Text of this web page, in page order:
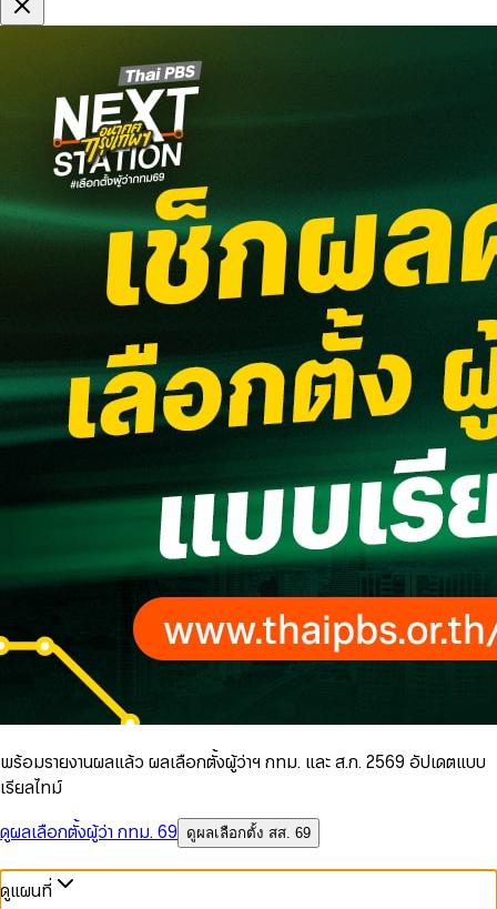
พร้อมรายงานผลแล้ว ผลเลือกตั้งผู้ว่าฯ กทม. และ ส.ก. 2569 อัปเดตแบบ
เรียลไทม์
ดูผลเลือกตั้งผู้ว่า กทม. 69
ดูผลเลือกตั้ง สส. 69
ดูแผนที่